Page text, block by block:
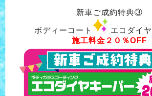
新車ご成約特典③
ボディーコート
エコダイ
施工料金２０％OFF